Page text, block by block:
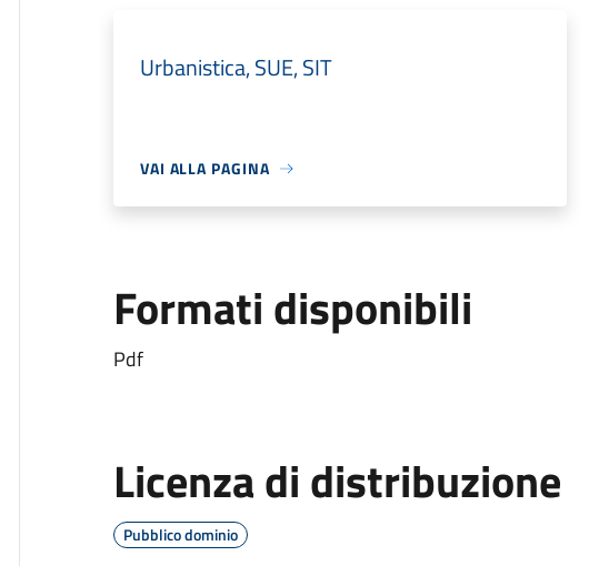
Urbanistica, SUE, SIT
VAI ALLA PAGINA
Formati disponibili
Pdf
Licenza di distribuzione
Pubblico dominio